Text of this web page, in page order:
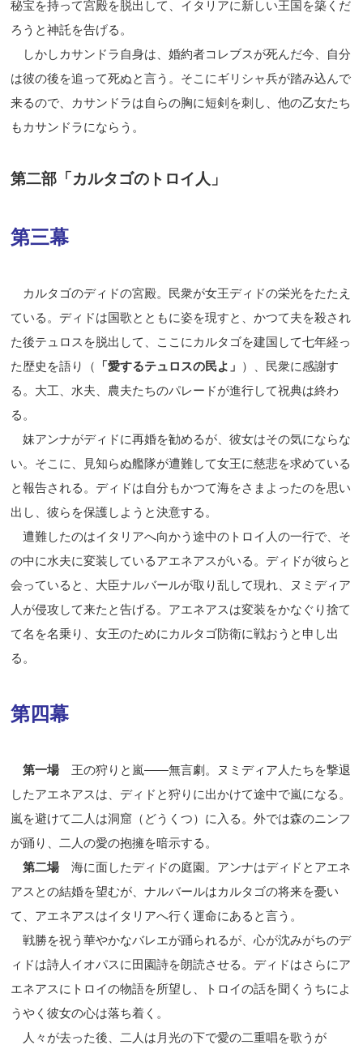
秘宝を持って宮殿を脱出して、イタリアに新しい王国を築くだ
ろうと神託を告げる。
しかしカサンドラ自身は、婚約者コレブスが死んだ今、自分
は彼の後を追って死ぬと言う。そこにギリシャ兵が踏み込んで
来るので、カサンドラは自らの胸に短剣を刺し、他の乙女たち
もカサンドラにならう。
第二部「カルタゴのトロイ人」
第三幕
カルタゴのディドの宮殿。民衆が女王ディドの栄光をたたえ
ている。ディドは国歌とともに姿を現すと、かつて夫を殺され
た後テュロスを脱出して、ここにカルタゴを建国して七年経っ
た歴史を語り（
「愛するテュロスの民よ」 ）、民衆に感謝す
る。大工、水夫、農夫たちのパレードが進行して祝典は終わ
る。
妹アンナがディドに再婚を勧めるが、彼女はその気にならな
い。そこに、見知らぬ艦隊が遭難して女王に慈悲を求めている
と報告される。ディドは自分もかつて海をさまよったのを思い
出し、彼らを保護しようと決意する。
遭難したのはイタリアへ向かう途中のトロイ人の一行で、そ
の中に水夫に変装しているアエネアスがいる。ディドが彼らと
会っていると、大臣ナルバールが取り乱して現れ、ヌミディア
人が侵攻して来たと告げる。アエネアスは変装をかなぐり捨て
て名を名乗り、女王のためにカルタゴ防衛に戦おうと申し出
る。
第四幕
第一場王の狩りと嵐——無言劇。ヌミディア人たちを撃退
したアエネアスは、ディドと狩りに出かけて途中で嵐になる。
嵐を避けて二人は洞窟（どうくつ）に入る。外では森のニンフ
が踊り、二人の愛の抱擁を暗示する。
第二場海に面したディドの庭園。アンナはディドとアエネ
アスとの結婚を望むが、ナルバールはカルタゴの将来を憂い
て、アエネアスはイタリアへ行く運命にあると言う。
戦勝を祝う華やかなバレエが踊られるが、心が沈みがちのデ
ィドは詩人イオパスに田園詩を朗読させる。ディドはさらにア
エネアスにトロイの物語を所望し、トロイの話を聞くうちによ
うやく彼女の心は落ち着く。
人々が去った後、二人は月光の下で愛の二重唱を歌うが